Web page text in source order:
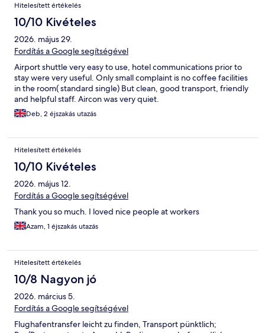
Hitelesített értékelés
10/10 Kivételes
2026. május 29.
Fordítás a Google segítségével
Airport shuttle very easy to use, hotel communications prior to
stay were very useful. Only small complaint is no coffee facilities
in the room( standard single) But clean, good transport, friendly
and helpful staff. Aircon was very quiet.
Deb, 2 éjszakás utazás
Hitelesített értékelés
10/10 Kivételes
2026. május 12.
Fordítás a Google segítségével
Thank you so much. I loved nice people at workers
Azam, 1 éjszakás utazás
Hitelesített értékelés
10/8 Nagyon jó
2026. március 5.
Fordítás a Google segítségével
Flughafentransfer leicht zu finden, Transport pünktlich;